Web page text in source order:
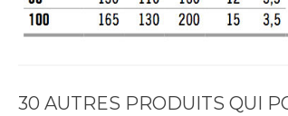
30 AUTRES PRODUITS QUI